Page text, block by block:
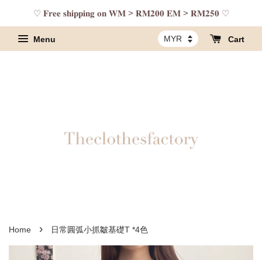
♡ 𝐅𝐫𝐞𝐞 𝐬𝐡𝐢𝐩𝐩𝐢𝐧𝐠 𝐨𝐧 𝐖𝐌 > 𝐑𝐌𝟐𝟎𝟎 𝐄𝐌 > 𝐑𝐌𝟐𝟓𝟎 ♡
Menu Cart
Home › 日常圓弧小抓皺基礎T *4色